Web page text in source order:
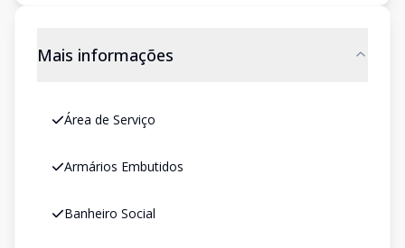
Mais informações
Área de Serviço
Armários Embutidos
Banheiro Social